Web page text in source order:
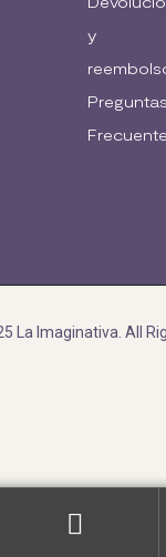
y
Preguntas
La Imaginativa. All